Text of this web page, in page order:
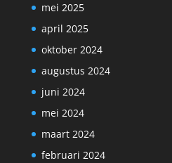
mei 2025
april 2025
oktober 2024
augustus 2024
juni 2024
mei 2024
maart 2024
februari 2024